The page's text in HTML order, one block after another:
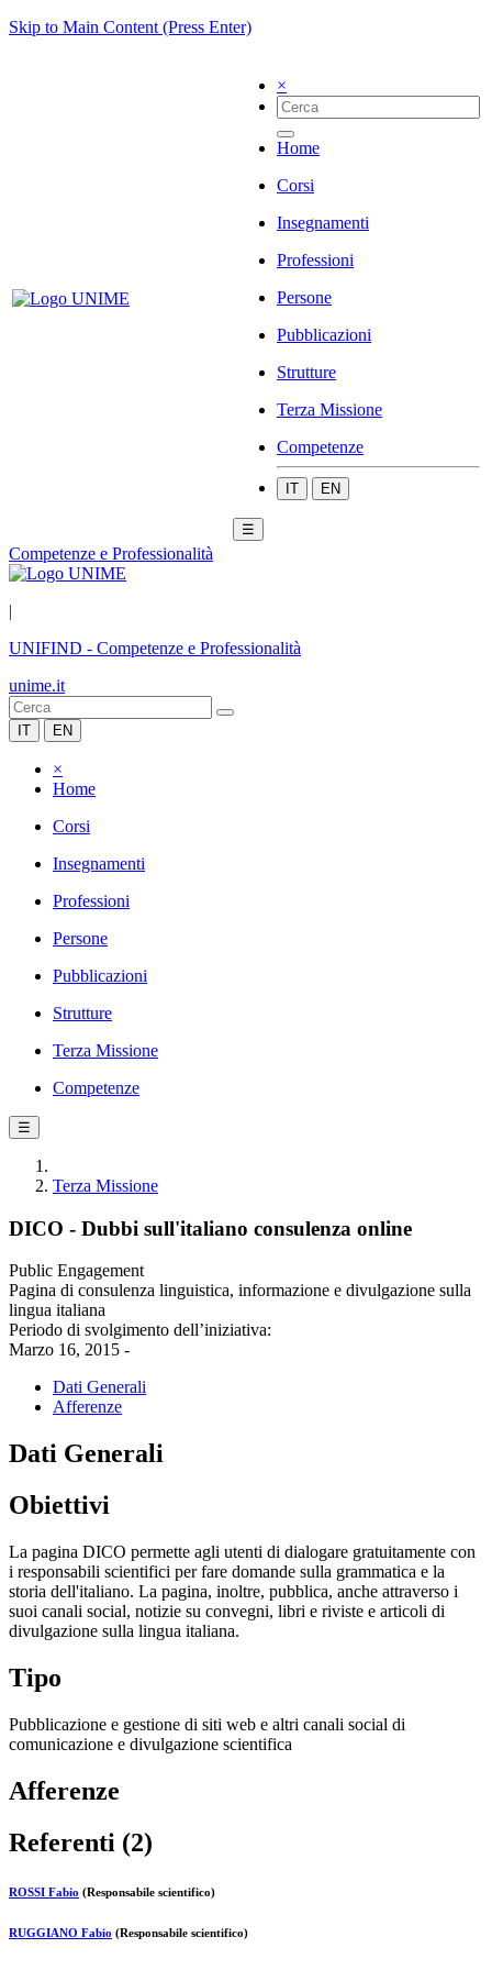
Skip to Main Content (Press Enter)
×
Home
Corsi
Insegnamenti
Professioni
Persone
Pubblicazioni
Strutture
Terza Missione
Competenze
IT EN
☰
Competenze e Professionalità
|
UNIFIND - Competenze e Professionalità
unime.it
IT EN
×
Home
Corsi
Insegnamenti
Professioni
Persone
Pubblicazioni
Strutture
Terza Missione
Competenze
☰
Terza Missione
DICO - Dubbi sull'italiano consulenza online
Public Engagement
Pagina di consulenza linguistica, informazione e divulgazione sulla
lingua italiana
Periodo di svolgimento dell’iniziativa:
Marzo 16, 2015 -
Dati Generali
Afferenze
Dati Generali
Obiettivi
La pagina DICO permette agli utenti di dialogare gratuitamente con
i responsabili scientifici per fare domande sulla grammatica e la
storia dell'italiano. La pagina, inoltre, pubblica, anche attraverso i
suoi canali social, notizie su convegni, libri e riviste e articoli di
divulgazione sulla lingua italiana.
Tipo
Pubblicazione e gestione di siti web e altri canali social di
comunicazione e divulgazione scientifica
Afferenze
Referenti (2)
ROSSI Fabio (Responsabile scientifico)
RUGGIANO Fabio (Responsabile scientifico)